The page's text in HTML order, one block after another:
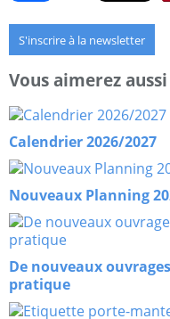
S'inscrire à la newsletter
Vous aimerez
Calendrier 2026/2027
Nouveaux Planning
De nouveaux
pratique